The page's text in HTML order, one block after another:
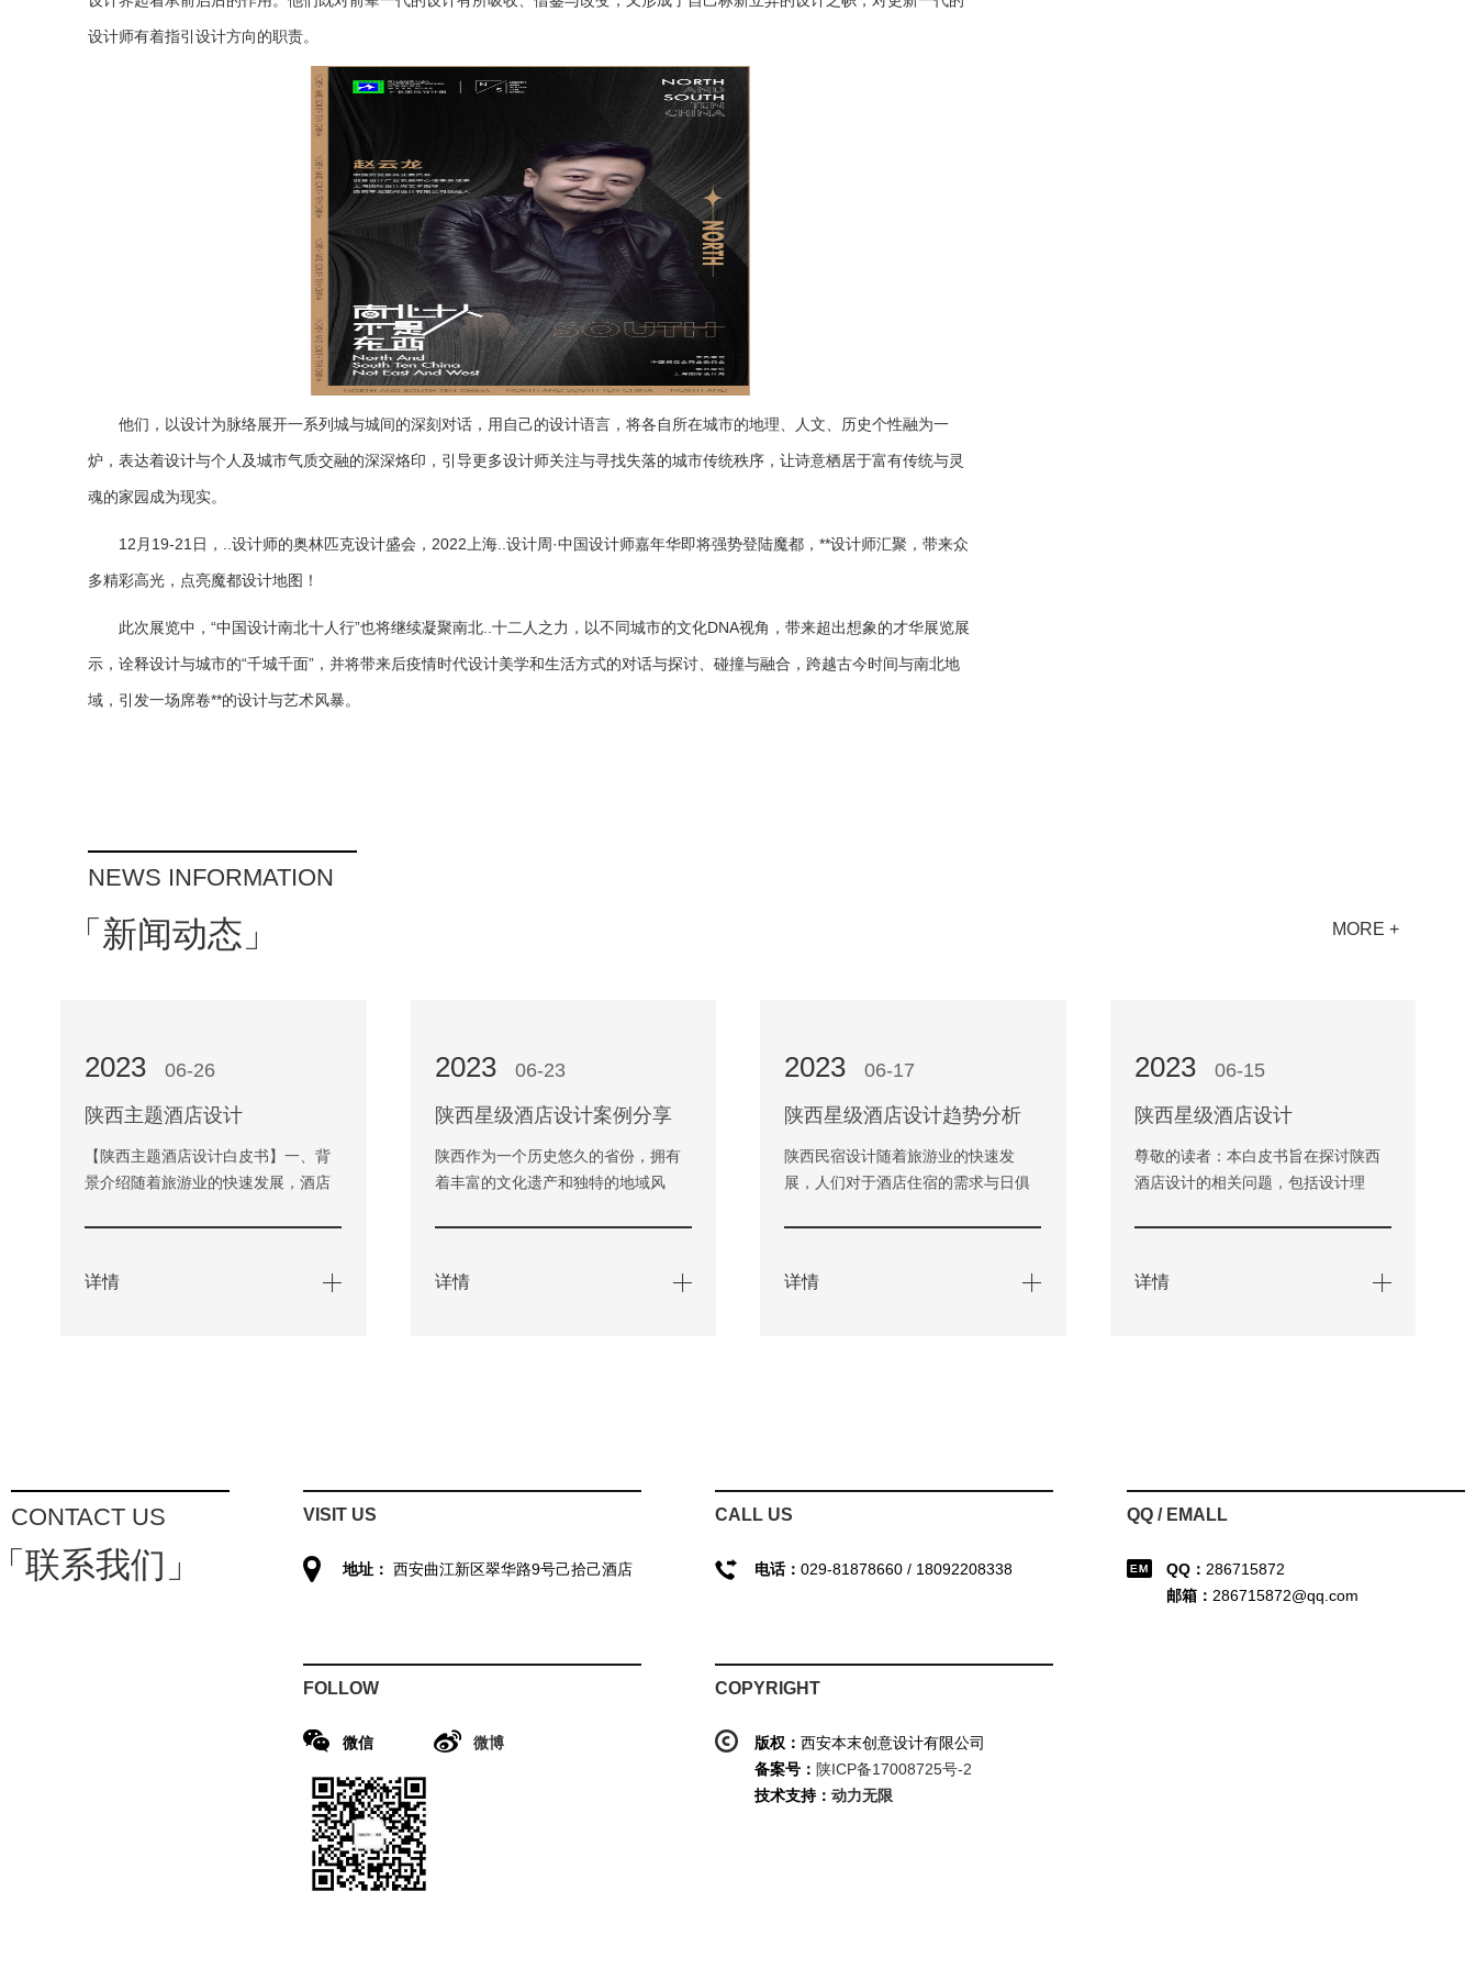
设计师有着指引设计方向的职责。
他们，以设计为脉络展开一系列城与城间的深刻对话，用自己的设计语言，将各自所在城市的地理、人文、历史个性融为一
炉，表达着设计与个人及城市气质交融的深深烙印，引导更多设计师关注与寻找失落的城市传统秩序，让诗意栖居于富有传统与灵
魂的家园成为现实。
12月19-21日，..设计师的奥林匹克设计盛会，2022上海..设计周·中国设计师嘉年华即将强势登陆魔都，**设计师汇聚，带来众
多精彩高光，点亮魔都设计地图！
此次展览中，“中国设计南北十人行”也将继续凝聚南北..十二人之力，以不同城市的文化DNA视角，带来超出想象的才华展览展
示，诠释设计与城市的“千城千面”，并将带来后疫情时代设计美学和生活方式的对话与探讨、碰撞与融合，跨越古今时间与南北地
域，引发一场席卷**的设计与艺术风暴。
NEWS INFORMATION
「新闻动态」 MORE +
2023 06-26
陕西主题酒店设计
【陕西主题酒店设计白皮书】一、背
景介绍随着旅游业的快速发展，酒店
详情
2023 06-23
陕西星级酒店设计案例分享
陕西作为一个历史悠久的省份，拥有
着丰富的文化遗产和独特的地域风
详情
2023 06-17
陕西星级酒店设计趋势分析
陕西民宿设计随着旅游业的快速发
展，人们对于酒店住宿的需求与日俱
详情
2023 06-15
陕西星级酒店设计
尊敬的读者：本白皮书旨在探讨陕西
酒店设计的相关问题，包括设计理
详情
CONTACT US
联系我们」
VISIT US
地址： 西安曲江新区翠华路9号己拾己酒店
CALL US
电话：029-81878660 / 18092208338
QQ / EMALL
QQ： 286715872
邮箱： 286715872@qq.com
FOLLOW
微信 微博
COPYRIGHT
版权：西安本末创意设计有限公司
备案号： 陕ICP备17008725号-2
技术支持：动力无限